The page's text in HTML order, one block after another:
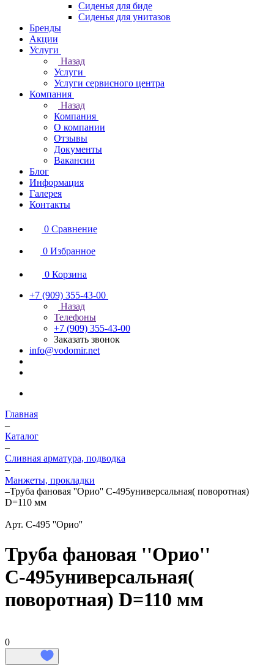
Сиденья для биде
Сиденья для унитазов
Бренды
Акции
Услуги
Назад
Услуги
Услуги сервисного центра
Компания
Назад
Компания
О компании
Отзывы
Документы
Вакансии
Блог
Информация
Галерея
Контакты
0 Сравнение
0 Избранное
0 Корзина
+7 (909) 355-43-00
Назад
Телефоны
+7 (909) 355-43-00
Заказать звонок
info@vodomir.net
Главная
–
Каталог
–
Сливная арматура, подводка
–
Манжеты, прокладки
–Труба фановая ''Орио'' С-495универсальная( поворотная)
D=110 мм
Арт. С-495 ''Орио''
Труба фановая ''Орио''
С-495универсальная(
поворотная) D=110 мм
0